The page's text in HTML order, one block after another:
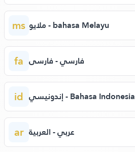
ms ملايو - bahasa Melayu
fa فارسي - فارسی
id إندونيسي - Bahasa Indonesia
ar عربي - العربية